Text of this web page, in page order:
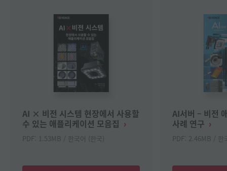
AI × 비전 시스템 현장에서 사용할
수 있는 애플리케이션 모음집
PDF: 1.53MB / 한국어 (한국)
AI서버 – 비전
사례 연구
PDF: 2.46MB / 한